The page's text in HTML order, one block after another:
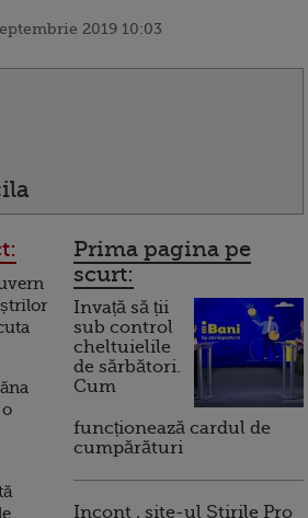
2019 10:03
Prima pagina pe
scurt:
Invață să ții
sub control
cheltuielile
de sărbători.
Cum
funcționează cardul de
cumpărături
Incont , site-ul Știrile Pro